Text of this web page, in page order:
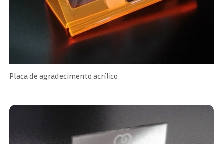
Placa de agradecimento acrílico